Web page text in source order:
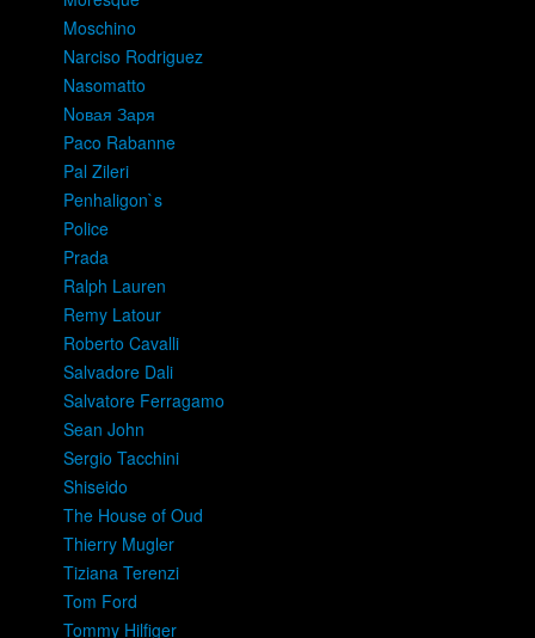
Moschino
Narciso Rodriguez
Nasomatto
Nовая Заря
Paco Rabanne
Pal Zileri
Penhaligon`s
Police
Prada
Ralph Lauren
Remy Latour
Roberto Cavalli
Salvadore Dali
Salvatore Ferragamo
Sean John
Sergio Tacchini
Shiseido
The House of Oud
Thierry Mugler
Tiziana Terenzi
Tom Ford
Tommy Hilfiger